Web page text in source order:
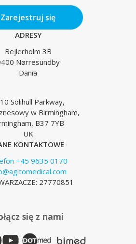
Zarejestruj się
ADRESY
Bejlerholm 3B
Nørresundby
Dania
Solihull Parkway,
w Birmingham,
B37 7YB
UK
KONTAKTOWE
+45 9635 0170
27770851
się z nami